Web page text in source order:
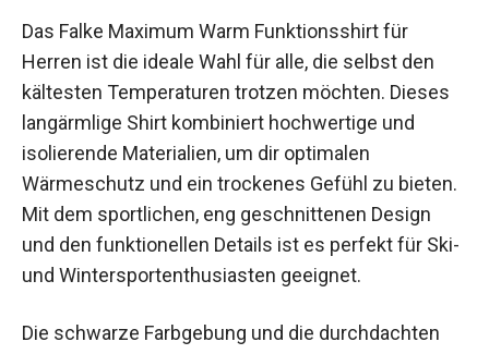
Das Falke Maximum Warm Funktionsshirt für
Herren ist die ideale Wahl für alle, die selbst den
kältesten Temperaturen trotzen möchten. Dieses
langärmlige Shirt kombiniert hochwertige und
isolierende Materialien, um dir optimalen
Wärmeschutz und ein trockenes Gefühl zu
bieten. Mit dem sportlichen, eng geschnittenen
Design und den funktionellen Details ist es
perfekt für Ski- und Wintersportenthusiasten